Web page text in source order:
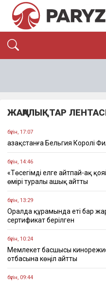
ЖАҢАЛЫҚТАР
бүгін, 17:07
Қазақстанға Бельгия Королі
бүгін, 14:46
«Төсегімді елге айтпай-ақ
өмірі туралы ашық айтты
бүгін, 13:29
Оралда құрамында еті бар
сертификат берілген
бүгін, 10:24
Мемлекет басшысы
отбасына көңіл айтты
бүгін, 09:44